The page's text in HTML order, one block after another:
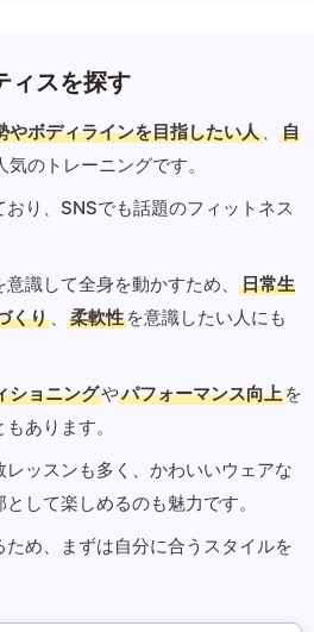
ィスを探す
やボディラインを目指したい人 、
自
気のトレーニングです。
り、SNSでも話題のフィットネス
識して全身を動かすため、
日常生
くり 、 柔軟性 を意識したい人にも
ショニングやパフォーマンス向上 を
あります。
ッスンも多く、かわいいウェアな
して楽しめるのも魅力です。
め、まずは自分に合うスタイルを